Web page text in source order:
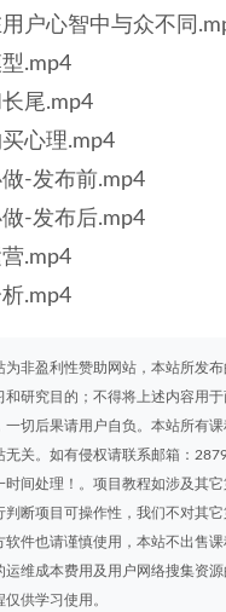
户心智中与众不同
.mp4
尾.mp4
心理.mp4
-发布前.mp4
-发布后.mp4
.mp4
.mp4
为非盈利性赞助网站，本站所发
和研究目的；不得将上述内容用
一切后果请用户自负。本站所有
无关。如有侵权请联系邮箱：
时间处理！。项目教程如涉及其
判断项目可操作性，我们不对其
软件也请谨慎使用，本站不出售
运维成本费用及用户网络搜集资源
仅供学习使用。